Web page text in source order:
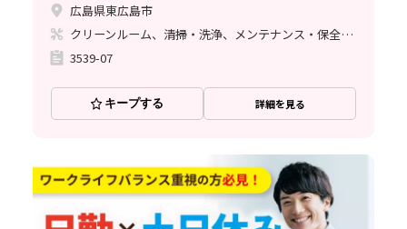
広島県東広島市
クリーンルーム、清掃・洗浄、メンテナンス・保全、立ち作業
3539-07
キープする 詳細を見る